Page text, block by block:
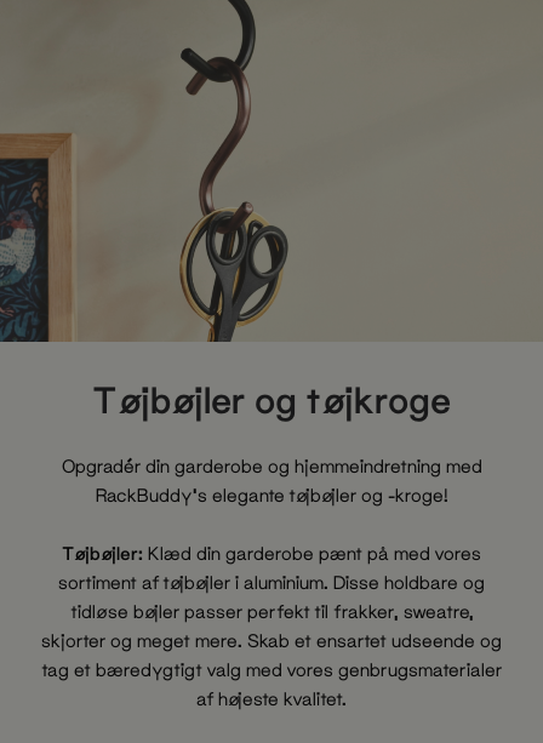
Tøjbøjler og tøjkroge
Opgradér din garderobe og hjemmeindretning med
RackBuddy's elegante tøjbøjler og -kroge!
Tøjbøjler: Klæd din garderobe pænt på med vores
sortiment af tøjbøjler i aluminium. Disse holdbare og
tidløse bøjler passer perfekt til frakker, sweatre,
skjorter og meget mere. Skab et ensartet udseende og
tag et bæredygtigt valg med vores genbrugsmaterialer
af højeste kvalitet.